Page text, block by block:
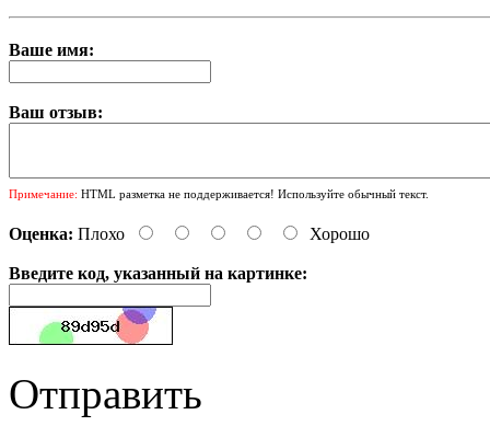
Ваше имя:
Ваш отзыв:
Примечание: HTML разметка не поддерживается! Используйте обычный текст.
Оценка: Плохо Хорошо
Введите код, указанный на картинке:
Отправить